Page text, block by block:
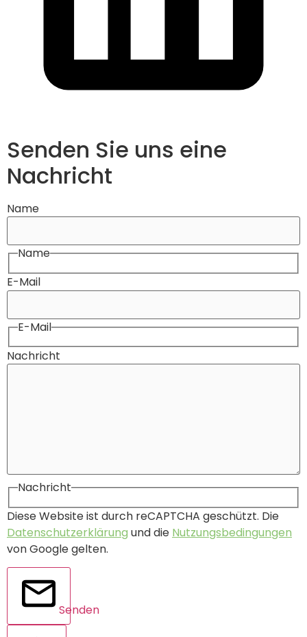
Senden Sie uns eine
Nachricht
Name
Name
E-Mail
E-Mail
Nachricht
Nachricht
Diese Website ist durch reCAPTCHA geschützt. Die
Datenschutzerklärung und die Nutzungsbedingungen
von Google gelten.
Senden